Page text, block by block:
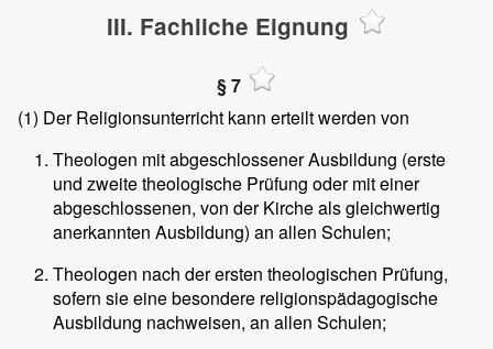
III. Fachliche Eignung
§ 7
(1) Der Religionsunterricht kann erteilt werden von
Theologen mit abgeschlossener Ausbildung (erste
und zweite theologische Prüfung oder mit einer
abgeschlossenen, von der Kirche als gleichwertig
anerkannten Ausbildung) an allen Schulen;
Theologen nach der ersten theologischen Prüfung,
sofern sie eine besondere religionspädagogische
Ausbildung nachweisen, an allen Schulen;